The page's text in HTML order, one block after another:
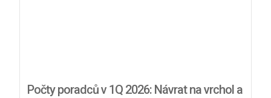
Počty poradců v 1Q 2026: Návrat na vrchol a